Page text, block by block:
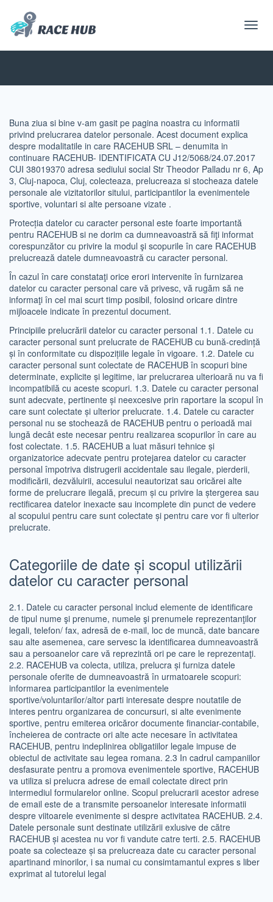
Buna ziua si bine v-am gasit pe pagina noastra cu informatii
privind prelucrarea datelor personale. Acest document explica
despre modalitatile in care RACEHUB SRL – denumita in
continuare RACEHUB- IDENTIFICATA CU J12/5068/24.07.2017
CUI 38019370 adresa sediului social Str Theodor Palladu nr 6, Ap
3, Cluj-napoca, Cluj, colecteaza, prelucreaza si stocheaza datele
personale ale vizitatorilor sitului, participantilor la evenimentele
sportive, voluntari si alte persoane vizate .
Protecția datelor cu caracter personal este foarte importantă
pentru RACEHUB si ne dorim ca dumneavoastră să fiţi informat
corespunzător cu privire la modul şi scopurile în care RACEHUB
prelucrează datele dumneavoastră cu caracter personal.
În cazul în care constataţi orice erori intervenite în furnizarea
datelor cu caracter personal care vă privesc, vă rugăm să ne
informaţi în cel mai scurt timp posibil, folosind oricare dintre
mijloacele indicate în prezentul document.
Principiile prelucrării datelor cu caracter personal 1.1. Datele cu
caracter personal sunt prelucrate de RACEHUB cu bună-credință
și în conformitate cu dispozițiile legale în vigoare. 1.2. Datele cu
caracter personal sunt colectate de RACEHUB în scopuri bine
determinate, explicite și legitime, iar prelucrarea ulterioară nu va fi
incompatibilă cu aceste scopuri. 1.3. Datele cu caracter personal
sunt adecvate, pertinente și neexcesive prin raportare la scopul în
care sunt colectate și ulterior prelucrate. 1.4. Datele cu caracter
personal nu se stochează de RACEHUB pentru o perioadă mai
lungă decât este necesar pentru realizarea scopurilor în care au
fost colectate. 1.5. RACEHUB a luat măsuri tehnice și
organizatorice adecvate pentru protejarea datelor cu caracter
personal împotriva distrugerii accidentale sau ilegale, pierderii,
modificării, dezvăluirii, accesului neautorizat sau oricărei alte
forme de prelucrare ilegală, precum și cu privire la ștergerea sau
rectificarea datelor inexacte sau incomplete din punct de vedere
al scopului pentru care sunt colectate și pentru care vor fi ulterior
prelucrate.
Categoriile de date și scopul utilizării
datelor cu caracter personal
2.1. Datele cu caracter personal includ elemente de identificare
de tipul nume şi prenume, numele şi prenumele reprezentanţilor
legali, telefon/ fax, adresă de e-mail, loc de muncă, date bancare
sau alte asemenea, care servesc la identificarea dumneavoastră
sau a persoanelor care vă reprezintă ori pe care le reprezentaţi.
2.2. RACEHUB va colecta, utiliza, prelucra și furniza datele
personale oferite de dumneavoastră în urmatoarele scopuri:
informarea participantilor la evenimentele
sportive/voluntarilor/altor parti interesate despre noutatile de
interes pentru organizarea de concursuri, si alte evenimente
sportive, pentru emiterea oricăror documente financiar-contabile,
încheierea de contracte ori alte acte necesare în activitatea
RACEHUB, pentru indeplinirea obligatiilor legale impuse de
obiectul de activitate sau legea romana. 2.3 In cadrul campaniilor
desfasurate pentru a promova evenimentele sportive, RACEHUB
va utiliza si prelucra adrese de email colectate direct prin
intermediul formularelor online. Scopul prelucrarii acestor adrese
de email este de a transmite persoanelor interesate informatii
despre viitoarele evenimente si despre activitatea RACEHUB. 2.4.
Datele personale sunt destinate utilizării exlusive de către
RACEHUB și acestea nu vor fi vandute catre terti. 2.5. RACEHUB
poate sa colecteaze și sa prelucreaza date cu caracter personal
apartinand minorilor, i sa numai cu consimtamantul expres s liber
exprimat al tutorelui legal